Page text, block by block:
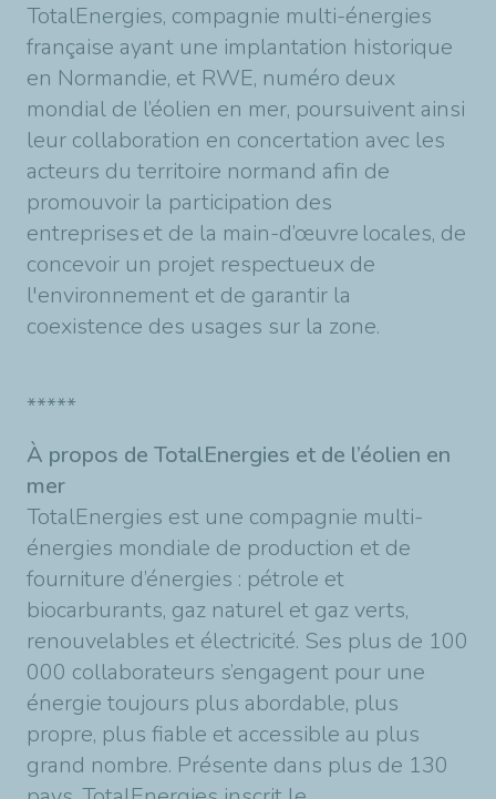
TotalEnergies, compagnie multi-énergies
française ayant une implantation historique
en Normandie, et RWE, numéro deux
mondial de l’éolien en mer, poursuivent ainsi
leur collaboration en concertation avec les
acteurs du territoire normand afin de
promouvoir la participation des
entreprises et de la main-d’œuvre locales, de
concevoir un projet respectueux de
l'environnement et de garantir la
coexistence des usages sur la zone.
*****
À propos de TotalEnergies et de l’éolien en
mer
TotalEnergies est une compagnie multi-
énergies mondiale de production et de
fourniture d’énergies : pétrole et
biocarburants, gaz naturel et gaz verts,
renouvelables et électricité. Ses plus de 100
000 collaborateurs s’engagent pour une
énergie toujours plus abordable, plus
propre, plus fiable et accessible au plus
grand nombre. Présente dans plus de 130